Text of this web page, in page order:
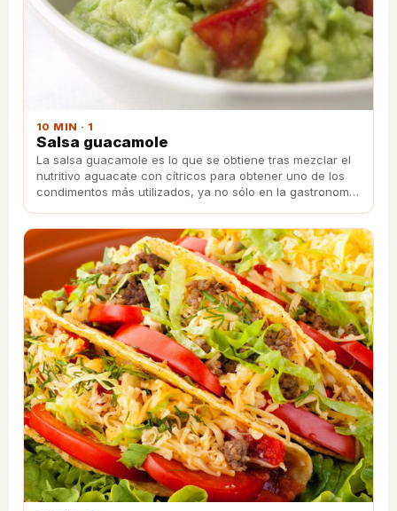
10 MIN · 1
Salsa guacamole
La salsa guacamole es lo que se obtiene tras mezclar el
nutritivo aguacate con cítricos para obtener uno de los
condimentos más utilizados, ya no sólo en la gastronomía